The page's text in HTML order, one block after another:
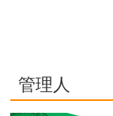
管理人